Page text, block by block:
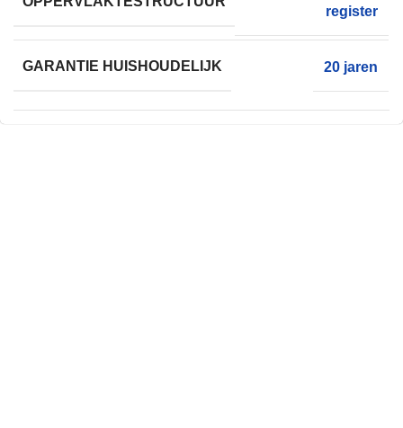
register
GARANTIE HUISHOUDELIJK 20 jaren